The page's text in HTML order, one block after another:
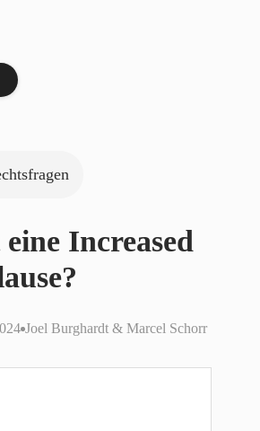
Increased
Joel Burghardt & Marcel Schorr